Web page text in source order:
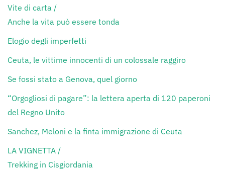
Vite di carta /
Anche la vita può essere tonda
Elogio degli imperfetti
Ceuta, le vittime innocenti di un colossale raggiro
Se fossi stato a Genova, quel giorno
“Orgogliosi di pagare”: la lettera aperta di 120 paperoni
del Regno Unito
Sanchez, Meloni e la finta immigrazione di Ceuta
LA VIGNETTA /
Trekking in Cisgiordania